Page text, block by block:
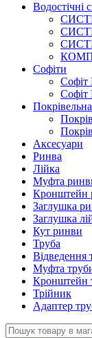
Водостічні
Софіти
Софіт
Софіт
Аксесуари
Ринва
Лійка
Муфта
Кронштейн
Заглушка
Заглушка
Кут ринви
Труба
Відведення
Муфта
Кронштейн
Трійник
Адаптер